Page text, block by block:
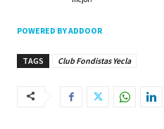
POWERED BY ADDOOR
TAGS Club Fondistas Yecla